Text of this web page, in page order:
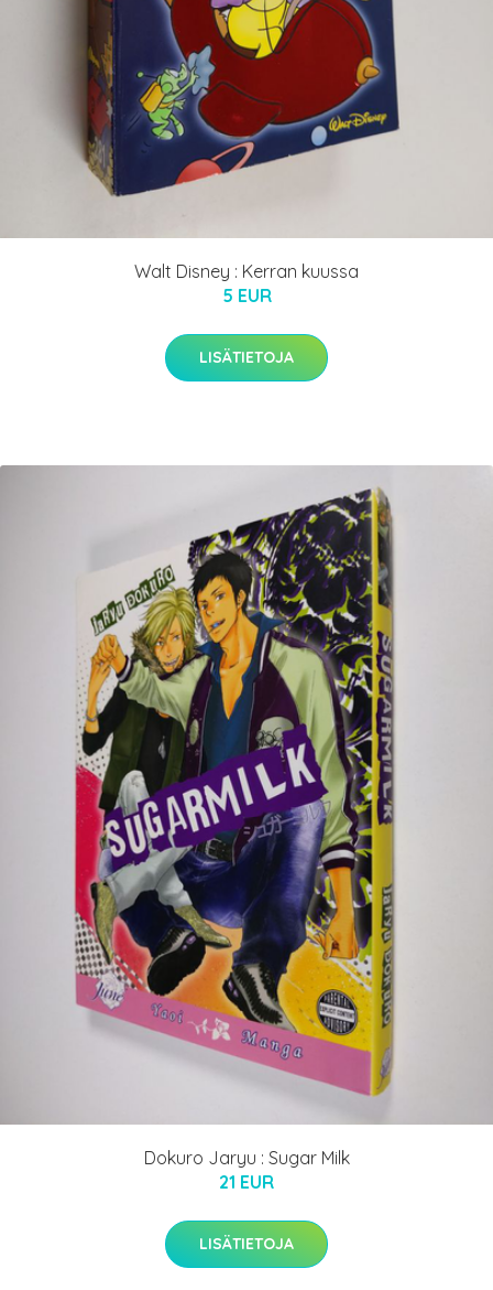
Walt Disney : Kerran kuussa
5 EUR
LISÄTIETOJA
Dokuro Jaryu : Sugar Milk
21 EUR
LISÄTIETOJA